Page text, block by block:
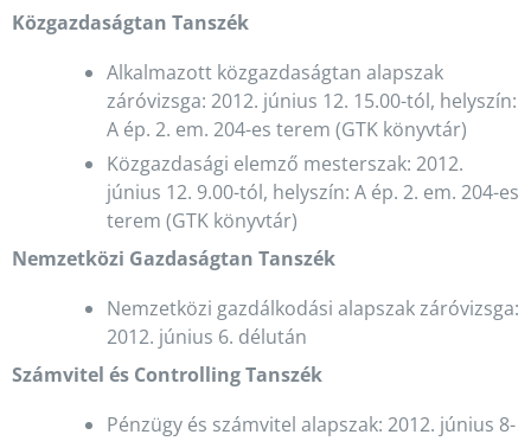
Közgazdaságtan Tanszék
Alkalmazott közgazdaságtan alapszak
záróvizsga: 2012. június 12. 15.00-tól, helyszín:
A ép. 2. em. 204-es terem (GTK könyvtár)
Közgazdasági elemző mesterszak: 2012.
június 12. 9.00-tól, helyszín: A ép. 2. em. 204-es
terem (GTK könyvtár)
Nemzetközi Gazdaságtan Tanszék
Nemzetközi gazdálkodási alapszak záróvizsga:
2012. június 6. délután
Számvitel és Controlling Tanszék
Pénzügy és számvitel alapszak: 2012. június 8-